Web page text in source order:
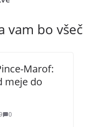
vam bo
Marof:
meje do
0